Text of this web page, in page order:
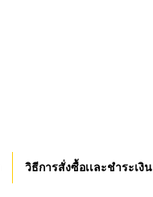
วิธีการสั่งซื้อเเละชำระเงิน